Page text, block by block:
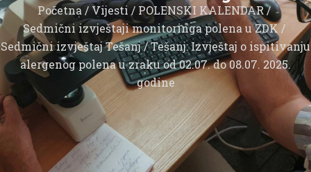
Početna/Vijesti/ POLENSKI KALENDAR/
Sedmični izvještaji monitoringa polena u ZDK/
Sedmični izvještaj Tešanj/ Tešanj: Izvještaj o ispitivanju
alergenog polena u zraku od 02.07. do 08.07. 2025.
godine